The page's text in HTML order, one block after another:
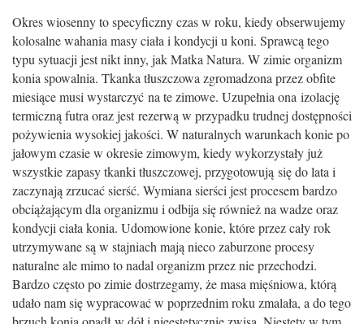
Okres wiosenny to specyficzny czas w roku, kiedy obserwujemy
kolosalne wahania masy ciała i kondycji u koni. Sprawcą tego
typu sytuacji jest nikt inny, jak Matka Natura. W zimie organizm
konia spowalnia. Tkanka tłuszczowa zgromadzona przez obfite
miesiące musi wystarczyć na te zimowe. Uzupełnia ona izolację
termiczną futra oraz jestrezerwą w przypadku trudnej dostępności
pożywienia wysokiej jakości. W naturalnych warunkach konie po
jałowym czasie w okresie zimowym, kiedy wykorzystały już
wszystkie zapasy tkanki tłuszczowej, przygotowują siędo lata i
zaczynają zrzucaćsierść. Wymiana sierści jest procesem bardzo
obciążającym dla organizmu i odbija sięrównieżna wadze oraz
kondycji ciała konia. Udomowione konie, które przez cały rok
utrzymywane są w stajniach mają nieco zaburzone procesy
naturalne ale mimo to nadal organizm przez nie przechodzi.
Bardzo częstopo zimie dostrzegamy, że masa mięśniowa, którą
udało nam sięwypracowaćw poprzednim roku zmalała, a do tego